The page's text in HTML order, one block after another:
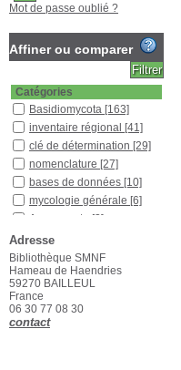
Mot de passe oublié ?
Affiner ou comparer
Catégories
Basidiomycota [163]
inventaire régional [41]
clé de détermination [29]
nomenclature [27]
bases de données [10]
mycologie générale [6]
Ascomycota [2]
biographies, autres
aspects historiques
botanique[2]
Pratique du terrain
anecdotes
dictionnaire, glossaire
Adresse
Bibliothèque SMNF
Hameau de Haendries
59270 BAILLEUL
France
06 30 77 08 30
contact